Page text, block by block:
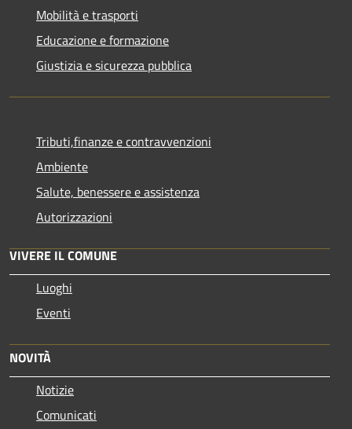
Mobilità e trasporti
Educazione e formazione
Giustizia e sicurezza pubblica
Tributi,finanze e contravvenzioni
Ambiente
Salute, benessere e assistenza
Autorizzazioni
VIVERE IL COMUNE
Luoghi
Eventi
NOVITÀ
Notizie
Comunicati